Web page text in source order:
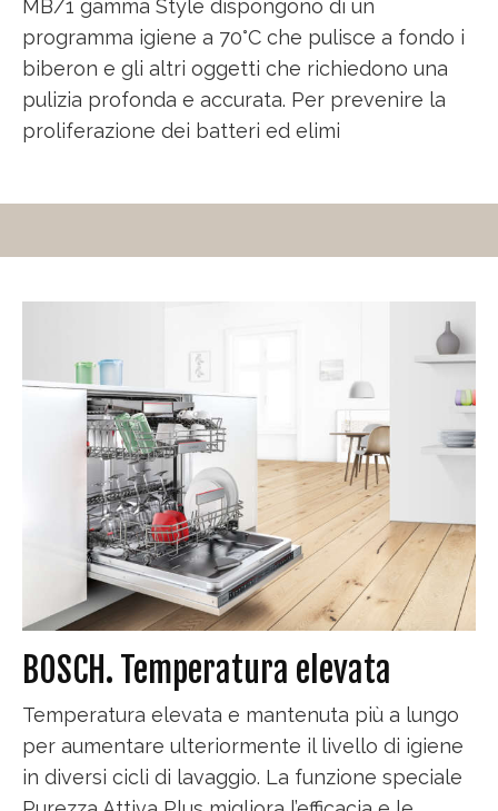
MB/1 gamma Style dispongono di un
programma igiene a 70°C che pulisce a fondo i
biberon e gli altri oggetti che richiedono una
pulizia profonda e accurata. Per prevenire la
proliferazione dei batteri ed elimi
BOSCH. Temperatura elevata
Temperatura elevata e mantenuta più a lungo
per aumentare ulteriormente il livello di igiene
in diversi cicli di lavaggio. La funzione speciale